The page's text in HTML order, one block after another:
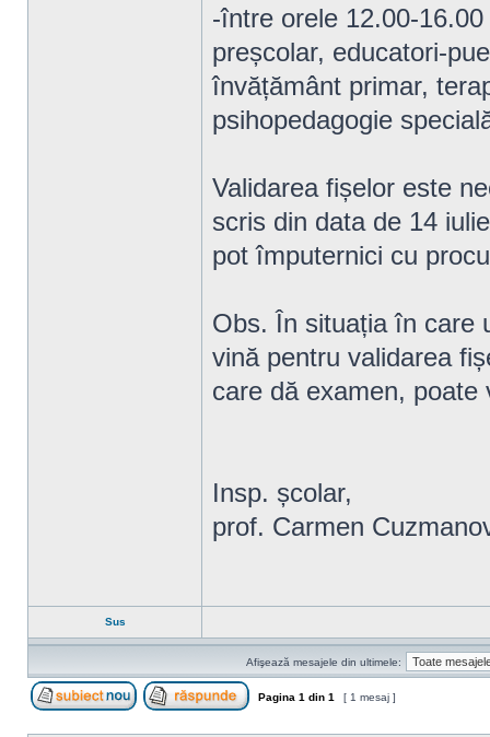
-între orele 12.00-
preșcolar, educatori-
învățământ primar,
psihopedagogie
Validarea fișelor este
scris din data de 14
pot împuternici cu
Obs. În situația în care
vină pentru validarea
care dă examen,
Insp. școlar,
prof. Carmen
Sus
Afişează mesajele din ultimele:
Pagina 1 din 1 [ 1 mesaj ]